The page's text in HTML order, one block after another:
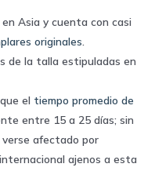
Asia y cuenta con casi
originales.
de la talla estipuladas en
el tiempo promedio de
entre 15 a 25 días; sin
verse afectado por
ajenos a esta